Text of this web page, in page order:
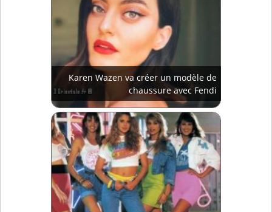
Karen Wazen va créer un modèle de
chaussure avec Fendi